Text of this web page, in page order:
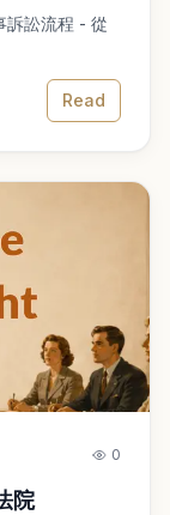
訴訟流程 - 從
Read
0
院